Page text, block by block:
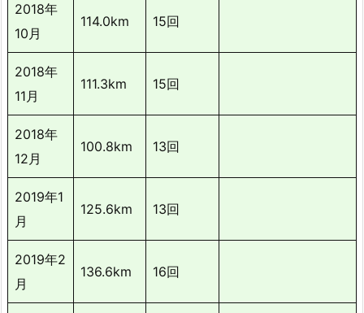
2018年
10月
114.0km 15回
2018年
11月
111.3km 15回
2018年
12月
100.8km 13回
2019年1
月
125.6km 13回
2019年2
月
136.6km 16回